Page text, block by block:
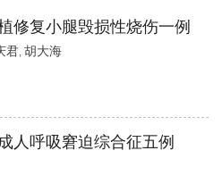
修复小腿毁损性烧伤一例
君, 胡大海
人呼吸窘迫综合征五例